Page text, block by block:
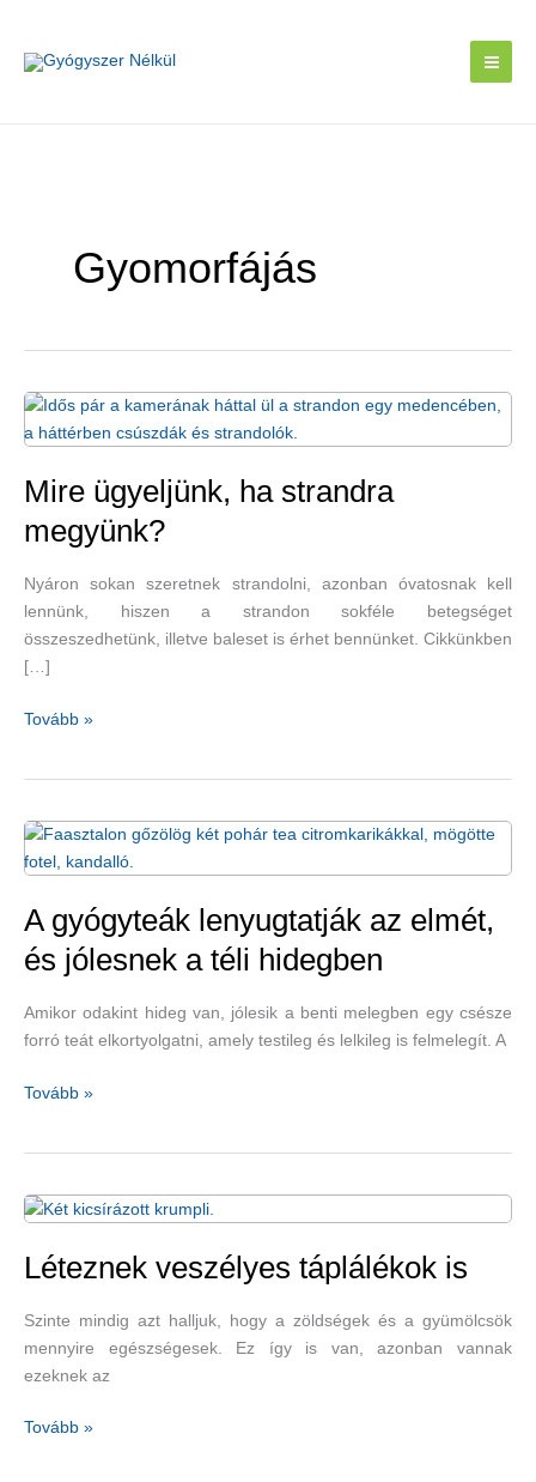
content
Gyomorfájás
Mire ügyeljünk, ha strandra
megyünk?
Nyáron sokan szeretnek strandolni, azonban óvatosnak kell
lennünk, hiszen a strandon sokféle betegséget
összeszedhetünk, illetve baleset is érhet bennünket. Cikkünkben
[…]
Mire
megyünk?
Tovább »
A gyógyteák lenyugtatják az elmét,
és jólesnek a téli hidegben
Amikor odakint hideg van, jólesik a benti melegben egy csésze
forró teát elkortyolgatni, amely testileg és lelkileg is felmelegít. A
A
elmét,
és
jólesnek
a
téli
hidegben
Tovább »
Léteznek veszélyes táplálékok is
Szinte mindig azt halljuk, hogy a zöldségek és a gyümölcsök
mennyire egészségesek. Ez így is van, azonban vannak
ezeknek az
Léteznek
Tovább »